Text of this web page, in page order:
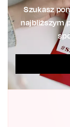
Szukasz
najbliższym